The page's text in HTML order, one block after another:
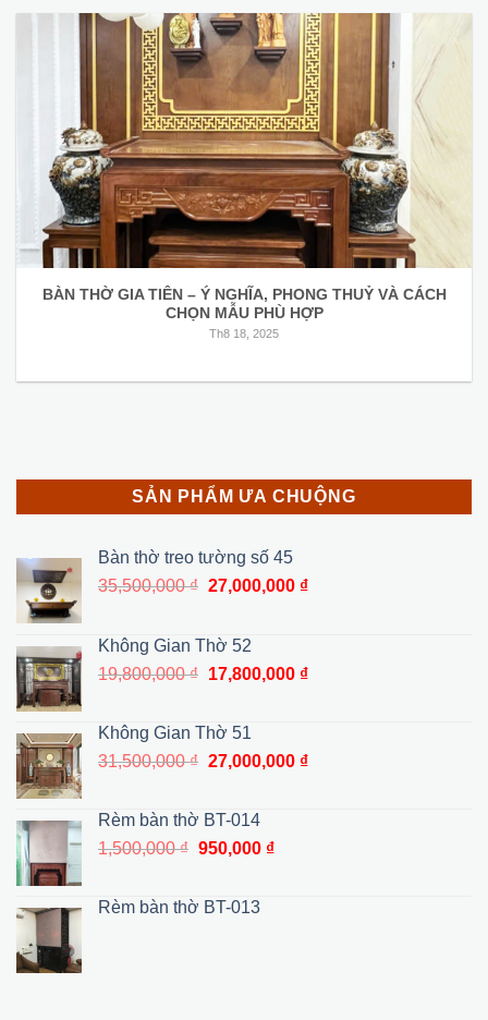
BÀN THỜ GIA TIÊN – Ý NGHĨA, PHONG THUỶ VÀ CÁCH
CHỌN MẪU PHÙ HỢP
Th8 18, 2025
SẢN PHẨM ƯA CHUỘNG
Bàn thờ treo tường số 45
35,500,000₫ Giá
35,500,000 ₫.
27,000,000 ₫Giá
27,000,000 ₫.
Không Gian Thờ 52
19,800,000₫ Giá
19,800,000 ₫.
17,800,000 ₫Giá
17,800,000 ₫.
Không Gian Thờ 51
31,500,000₫ Giá
31,500,000 ₫.
27,000,000 ₫Giá
Rèm bàn thờ BT-014
1,500,000₫ Giá
1,500,000 ₫.
950,000 ₫Giá
Rèm bàn thờ BT-013